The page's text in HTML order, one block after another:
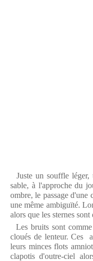
Juste un souffle léger,
sable, à l'approche du
ombre, le passage d'une
une même ambiguïté.
alors que les sternes sont
Les bruits sont
cloués de lenteur. Ces
leurs minces flots
clapotis d'outre-ciel